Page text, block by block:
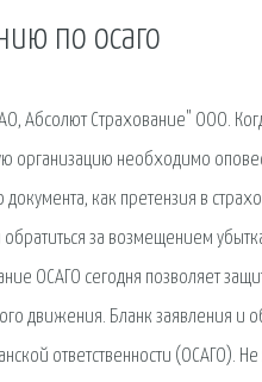
по осаго
Абсолют Страхование" ООО.
организацию необходимо
как претензия в
за возмещением
ОСАГО сегодня позволяет
движения. Бланк заявления и
ответственности (ОСАГО). Не